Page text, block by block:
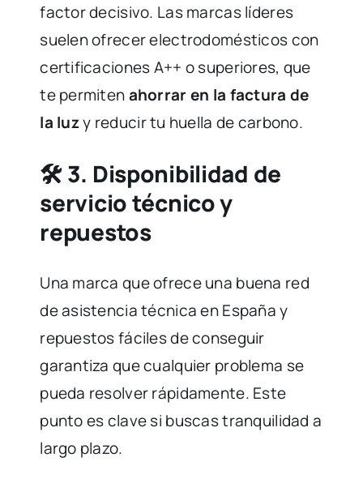
factor decisivo. Las marcas líderes
suelen ofrecer electrodomésticos con
certificaciones A++ o superiores, que
te permitenahorrar en la factura de
la luzy reducir tu huella de carbono.
🛠️ 3. Disponibilidad de
servicio técnico y
repuestos
Una marca que ofrece una buena red
de asistencia técnica en España y
repuestos fáciles de conseguir
garantiza que cualquier problema se
pueda resolver rápidamente. Este
punto es clave si buscas tranquilidad a
largo plazo.